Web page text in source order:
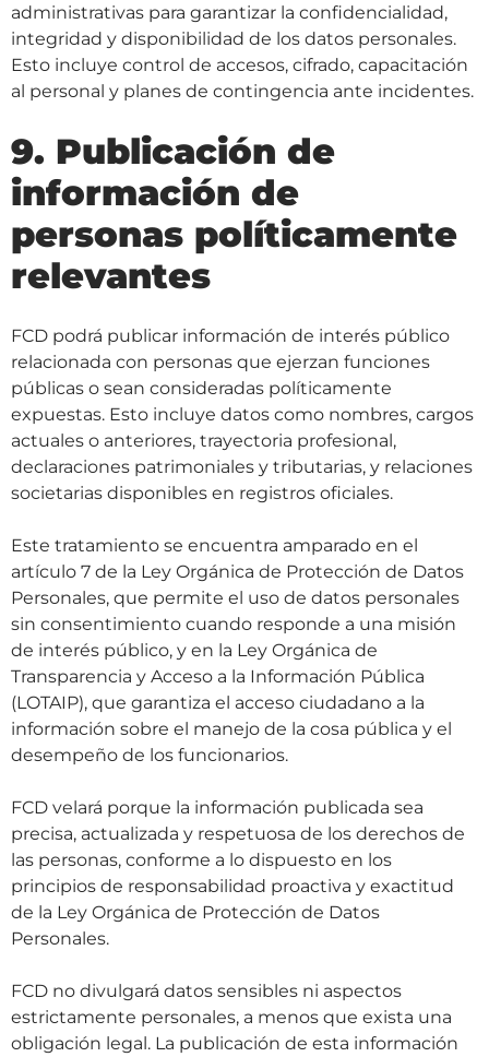
administrativas para garantizar la confidencialidad,
integridad y disponibilidad de los datos personales.
Esto incluye control de accesos, cifrado, capacitación
al personal y planes de contingencia ante incidentes.
9. Publicación de
información de
personas políticamente
relevantes
FCD podrá publicar información de interés público
relacionada con personas que ejerzan funciones
públicas o sean consideradas políticamente
expuestas. Esto incluye datos como nombres, cargos
actuales o anteriores, trayectoria profesional,
declaraciones patrimoniales y tributarias, y relaciones
societarias disponibles en registros oficiales.
Este tratamiento se encuentra amparado en el
artículo 7 de la Ley Orgánica de Protección de Datos
Personales, que permite el uso de datos personales
sin consentimiento cuando responde a una misión
de interés público, y en la Ley Orgánica de
Transparencia y Acceso a la Información Pública
(LOTAIP), que garantiza el acceso ciudadano a la
información sobre el manejo de la cosa pública y el
desempeño de los funcionarios.
FCD velará porque la información publicada sea
precisa, actualizada y respetuosa de los derechos de
las personas, conforme a lo dispuesto en los
principios de responsabilidad proactiva y exactitud
de la Ley Orgánica de Protección de Datos
Personales.
FCD no divulgará datos sensibles ni aspectos
estrictamente personales, a menos que exista una
obligación legal. La publicación de esta información